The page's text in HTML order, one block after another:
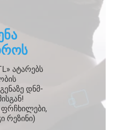
ᲓᲐᲓᲒᲔᲜᲐᲖᲔ
ატარებს
დნმ-
ფრჩხილები,
რეზინი)
ᲓᲐᲡᲐᲓᲒᲔᲜᲐᲓ
ატარებს
ᲓᲐ
ᲓᲐ ᲤᲘᲢᲜᲔᲡᲘ
და